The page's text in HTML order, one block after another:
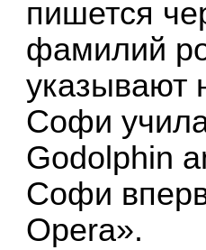
пишется
фамилий
указывают
Софи
Godolphin
Софи
Opera».